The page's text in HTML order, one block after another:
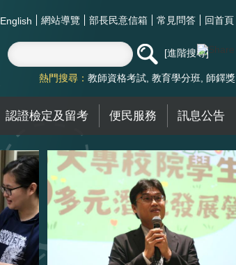
English 網站導覽 部長民意信箱 常見問答 回首頁
進階搜尋
熱門搜尋： 教師資格考試 教育學分班 師鐸獎
認證檢定及留考 便民服務 訊息公告